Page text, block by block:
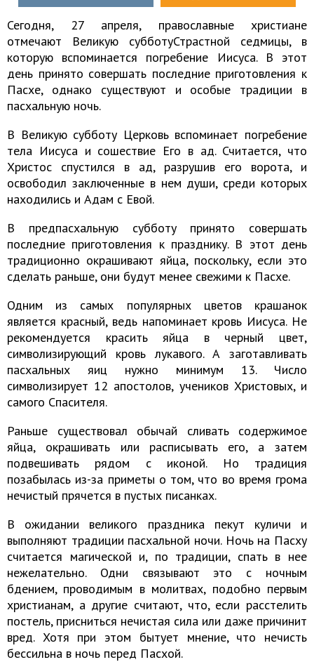
Сегодня, 27 апреля, православные христиане
отмечают Великую субботуСтрастной седмицы,в
которую вспоминается погребение Иисуса. В этот
день принято совершать последние приготовления к
Пасхе, однако существуют и особые традиции в
пасхальную ночь.
В Великую субботу Церковь вспоминает погребение
тела Иисуса и сошествие Его в ад. Считается, что
Христос спустился в ад, разрушив его ворота, и
освободил заключенные в нем души, среди которых
находились и Адам с Евой.
В предпасхальную субботу принято совершать
последние приготовления к празднику. В этот день
традиционно окрашивают яйца, поскольку, если это
сделать раньше, они будут менее свежими к Пасхе.
Одним из самых популярных цветов крашанок
является красный, ведь напоминает кровь Иисуса. Не
рекомендуется красить яйца в черный цвет,
символизирующий кровь лукавого. А заготавливать
пасхальных яиц нужно минимум 13. Число
символизирует 12 апостолов, учеников Христовых, и
самого Спасителя.
Раньше существовал обычай сливать содержимое
яйца, окрашивать или расписывать его, а затем
подвешивать рядом с иконой. Но традиция
позабылась из-за приметы о том, что во время грома
нечистый прячется в пустых писанках.
В ожидании великого праздника пекут куличи и
выполняют традиции пасхальной ночи. Ночь на Пасху
считается магической и, по традиции, спать в нее
нежелательно. Одни связывают это с ночным
бдением, проводимым в молитвах, подобно первым
христианам, а другие считают, что, если расстелить
постель, присниться нечистая сила или даже причинит
вред. Хотя при этом бытует мнение, что нечисть
бессильна в ночь перед Пасхой.